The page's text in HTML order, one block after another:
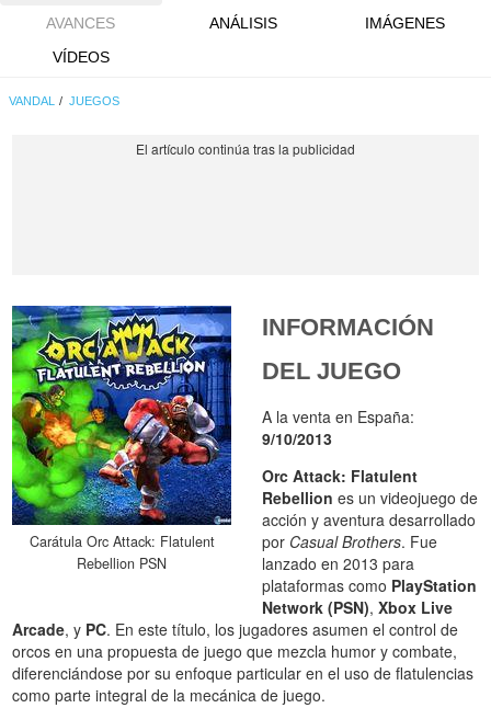
AVANCES
ANÁLISIS
IMÁGENES
VÍDEOS
VANDAL JUEGOS
Carátula Orc Attack: Flatulent
Rebellion PSN
INFORMACIÓN
DEL JUEGO
A la venta en España:
9/10/2013
Orc Attack: Flatulent
Rebellion es un videojuego de
acción y aventura desarrollado
por Casual Brothers. Fue
lanzado en 2013 para
plataformas como PlayStation
Network (PSN),Xbox Live
Arcade, y PC. En este título, los jugadores asumen el control de
orcos en una propuesta de juego que mezcla humor y combate,
diferenciándose por su enfoque particular en el uso de flatulencias
como parte integral de la mecánica de juego.